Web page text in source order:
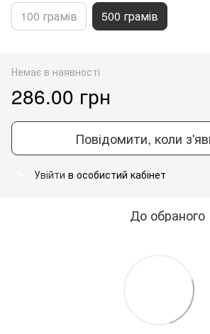
100 грамів 500 грамів
Немає в наявності
286.00 грн
Повідомити, коли
Увійти в особистий кабінет
До обраного